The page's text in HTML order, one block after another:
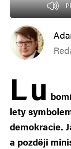
Lu
lety
demokracie.
a později